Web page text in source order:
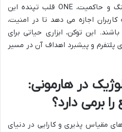
تراکنش ها گرفته تا استیکینگ و حاکمیت، ONE قلب تپنده این
اجازه می دهد تا در امنیت،
این توکن، ابزاری حیاتی برای
پلتفرم و پیشبرد اهداف آن در مسیر
در هارمونی:
مقیاس پذیری و کارایی در دنیای